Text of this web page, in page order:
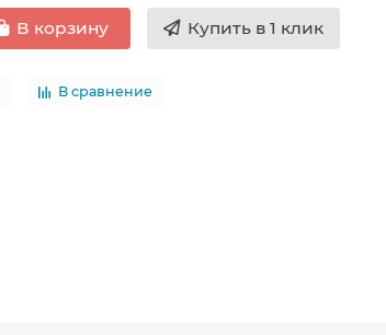
В корзину Купить в 1 клик
В сравнение